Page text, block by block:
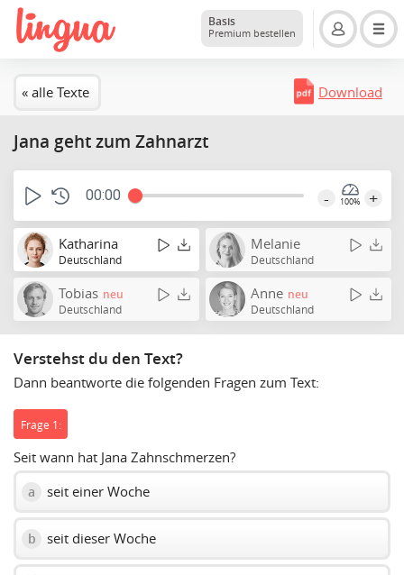
Basis
Premium bestellen
« alle Texte Download
Jana geht zum Zahnarzt
00:00 - 100% +
Katharina
Deutschland
Melanie
Deutschland
Tobias neu
Deutschland
Anne neu
Deutschland
Verstehst du den Text?
Dann beantworte die folgenden Fragen zum Text:
Frage 1:
Seit wann hat Jana Zahnschmerzen?
a seit einer Woche
b seit dieser Woche